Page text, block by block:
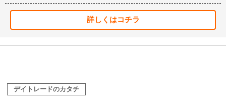
詳しくはコチラ
デイトレードのカタチ